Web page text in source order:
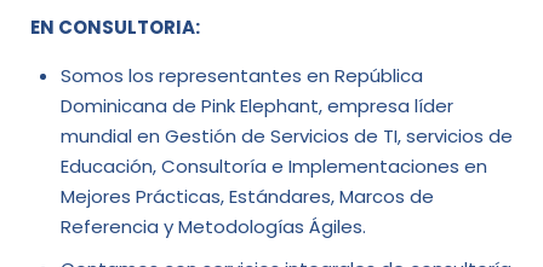
EN CONSULTORIA:
Somos los representantes en República
Dominicana de Pink Elephant, empresa líder
mundial en Gestión de Servicios de TI, servicios de
Educación, Consultoría e Implementaciones en
Mejores Prácticas, Estándares, Marcos de
Referencia y Metodologías Ágiles.